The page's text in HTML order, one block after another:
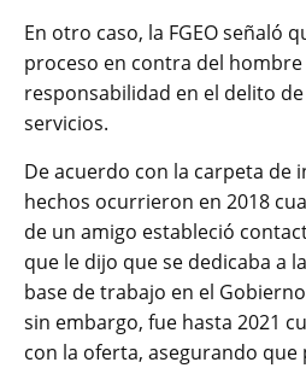
En otro caso, la FGEO señaló
proceso en contra del
responsabilidad en el delito
servicios.
De acuerdo con la carpeta de
hechos ocurrieron en 2018
de un amigo estableció
que le dijo que se dedicaba a
base de trabajo en el
sin embargo, fue hasta 2021
con la oferta, asegurando